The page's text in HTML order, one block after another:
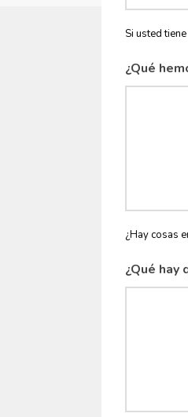
Si usted
¿Qué
¿Hay cosas
¿Qué hay